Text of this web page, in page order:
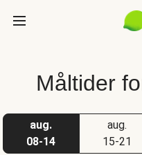
Måltider
aug.
08-14
aug.
15-21